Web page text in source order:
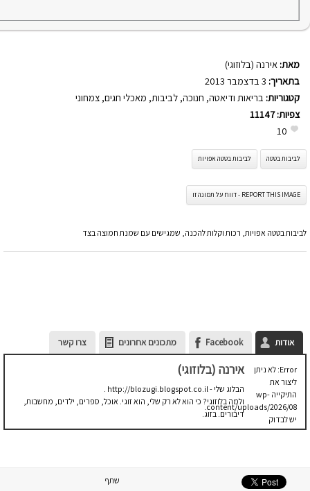
מאת: אירנה (בלוזוגי)
בתאריך:
קטגוריות: בריאות ודיאטה, חנוכה, לביבות, מאכלי חגים, צמחוני
צפיות:11147
10
לביבות בטטה לביבות בטטה אפויות
REPORT THIS IMAGE - דווח על תמונה זו
לביבות בטטה אפויות, רכות וקלות להכנה, שמגישים עם שמנת חמוצה בצד
אודות Facebook מתכונים אחרונים צרו קשר
Error: לא ניתן
ליצור את
התיקייה wp-
content/uploads/2026/08.
יש לבדוק
שתיקיית האב
אירנה (בלוזוגי)
הבלוג שלי - http://blozugi.blogspot.co.il .
ולמה בלוזוגי? כי הוא לא רק שלי, הוא זוגי. אוכל, ספרים, ילדים, מחשבות,
דיבורים. בזוג.
שתף